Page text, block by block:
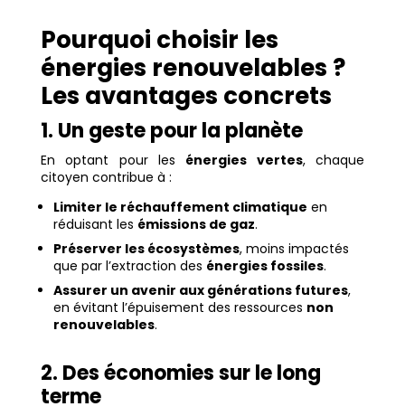
Pourquoi choisir les
énergies renouvelables ?
Les avantages concrets
1. Un geste pour la planète
En optant pour les énergies vertes, chaque
citoyen contribue à :
Limiter le réchauffement climatique en
réduisant les émissions de gaz.
Préserver les écosystèmes, moins impactés
que par l’extraction des énergies fossiles.
Assurer un avenir aux générations futures,
en évitant l’épuisement des ressources non
renouvelables.
2. Des économies sur le long
terme